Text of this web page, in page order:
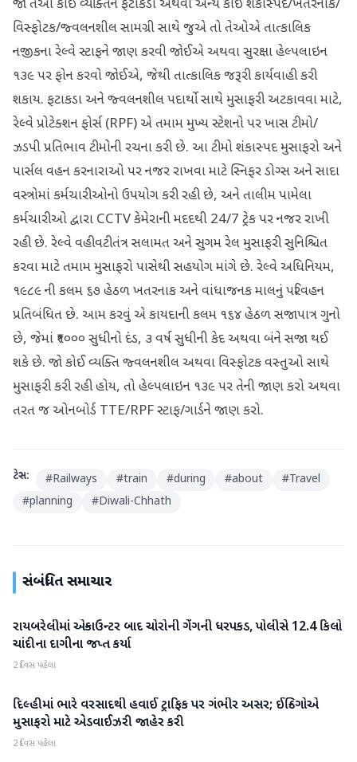
જો તેઓ કોઈ વ્યક્તિને ફટાકડા અથવા અન્ય કોઈ શંકાસ્પદ/ખતરનાક/
વિસ્ફોટક/જ્વલનશીલ સામગ્રી સાથે જુએ તો તેઓએ તાત્કાલિક
નજીકના રેલ્વે સ્ટાફને જાણ કરવી જોઈએ અથવા સુરક્ષા હેલ્પલાઇન
૧૩૯ પર ફોન કરવો જોઈએ, જેથી તાત્કાલિક જરૂરી કાર્યવાહી કરી
શકાય. ફટાકડા અને જ્વલનશીલ પદાર્થો સાથે મુસાફરી અટકાવવા માટે,
રેલ્વે પ્રોટેક્શન ફોર્સ (RPF) એ તમામ મુખ્ય સ્ટેશનો પર ખાસ ટીમો/
ઝડપી પ્રતિભાવ ટીમોની રચના કરી છે. આ ટીમો શંકાસ્પદ મુસાફરો અને
પાર્સલ વહન કરનારાઓ પર નજર રાખવા માટે સ્નિફર ડોગ્સ અને સાદા
વસ્ત્રોમાં કર્મચારીઓનો ઉપયોગ કરી રહી છે, અને તાલીમ પામેલા
કર્મચારીઓ દ્વારા CCTV કેમેરાની મદદથી 24/7 ટ્રેક પર નજર રાખી
રહી છે. રેલ્વે વહીવટીતંત્ર સલામત અને સુગમ રેલ મુસાફરી સુનિશ્ચિત
કરવા માટે તમામ મુસાફરો પાસેથી સહયોગ માંગે છે. રેલ્વે અધિનિયમ,
૧૯૮૯ ની કલમ ૬૭ હેઠળ ખતરનાક અને વાંધાજનક માલનું પરિવહન
પ્રતિબંધિત છે. આમ કરવું એ કાયદાની કલમ ૧૬૪ હેઠળ સજાપાત્ર ગુનો
છે, જેમાં ₹૧૦૦૦ સુધીનો દંડ, ૩ વર્ષ સુધીની કેદ અથવા બંને સજા થઈ
શકે છે. જો કોઈ વ્યક્તિ જ્વલનશીલ અથવા વિસ્ફોટક વસ્તુઓ સાથે
મુસાફરી કરી રહી હોય, તો હેલ્પલાઇન ૧૩૯ પર તેની જાણ કરો અથવા
તરત જ ઓનબોર્ડ TTE/RPF સ્ટાફ/ગાર્ડને જાણ કરો.
ટેગ્સ: #Railways #train #during #about #Travel
#planning #Diwali-Chhath
સંબંધિત સમાચાર
રાષ્ટ્રીય
રાયબરેલીમાં એન્કાઉન્ટર બાદ ચોરોની ગેંગની ધરપકડ, પોલીસે 12.4 કિલો
ચાંદીના દાગીના જપ્ત કર્યા
2 દિવસ પહેલા
રાષ્ટ્રીય
દિલ્હીમાં ભારે વરસાદથી હવાઈ ટ્રાફિક પર ગંભીર અસર; ઈન્ડિગોએ
મુસાફરો માટે એડવાઈઝરી જાહેર કરી
2 દિવસ પહેલા